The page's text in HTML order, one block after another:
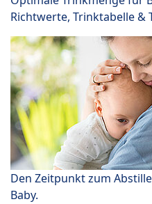
Richtwerte, Trinktabelle &
Den Zeitpunkt zum
Baby.